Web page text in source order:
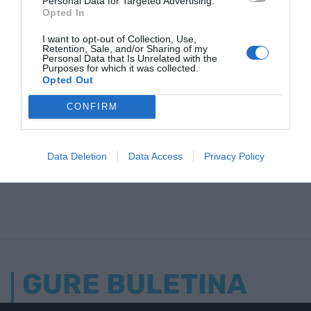
Opted In
I want to opt-out of Collection, Use,
Retention, Sale, and/or Sharing of my
Personal Data that Is Unrelated with the
Purposes for which it was collected.
Opted Out
CONFIRM
Data Deletion Data Access Privacy Policy
GURE BULETINA